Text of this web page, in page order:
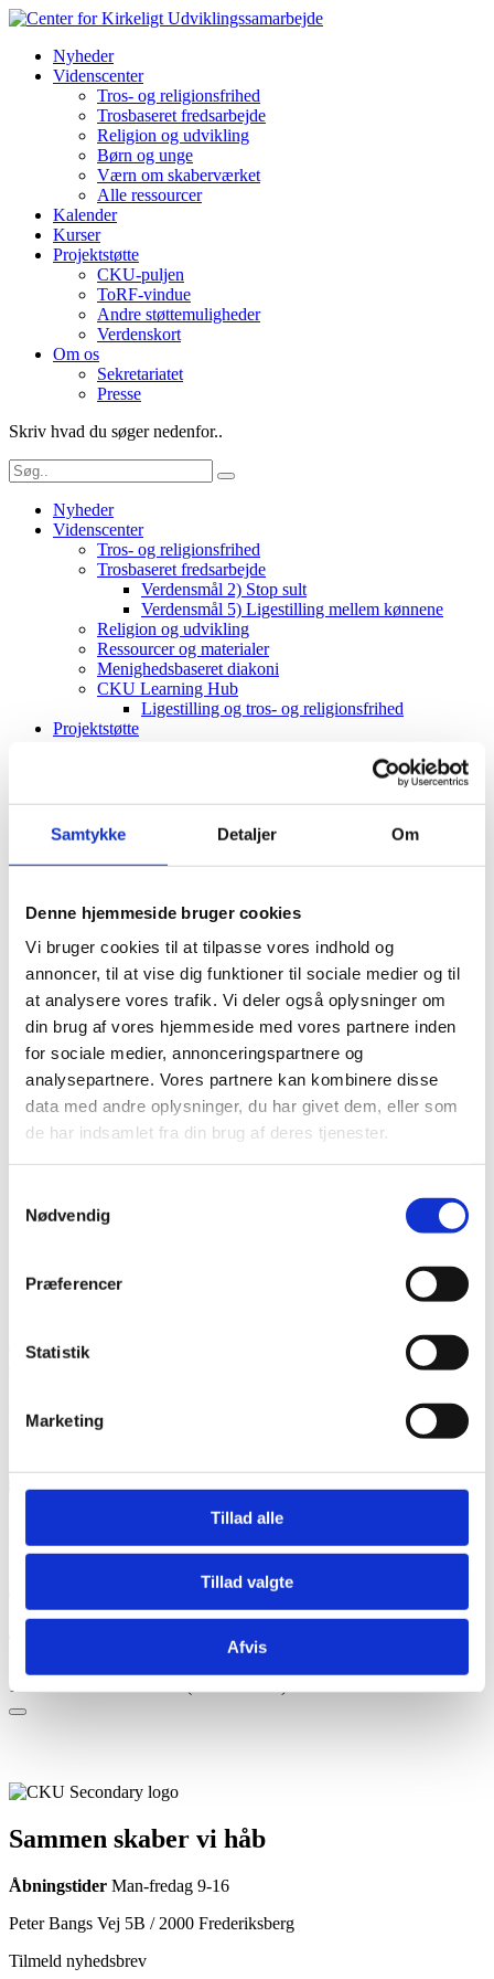
Samtykke Detaljer Om
Denne hjemmeside bruger cookies
Vi bruger cookies til at tilpasse vores indhold og
annoncer, til at vise dig funktioner til sociale medier og til
at analysere vores trafik. Vi deler også oplysninger om
din brug af vores hjemmeside med vores partnere inden
for sociale medier, annonceringspartnere og
analysepartnere. Vores partnere kan kombinere disse
data med andre oplysninger, du har givet dem, eller som
de har indsamlet fra din brug af deres tjenester.
Nødvendig
Præferencer
Statistik
Marketing
Tillad alle
Tillad valgte
Afvis
Nyheder
Videnscenter
Tros- og religionsfrihed
Trosbaseret fredsarbejde
Religion og udvikling
Børn og unge
Værn om skaberværket
Alle ressourcer
Kalender
Kurser
Projektstøtte
CKU-puljen
ToRF-vindue
Andre støttemuligheder
Verdenskort
Om os
Sekretariatet
Presse
Skriv hvad du søger nedenfor..
Nyheder
Videnscenter
Tros- og religionsfrihed
Trosbaseret fredsarbejde
Verdensmål 2) Stop sult
Verdensmål 5) Ligestilling mellem kønnene
Religion og udvikling
Ressourcer og materialer
Menighedsbaseret diakoni
CKU Learning Hub
Ligestilling og tros- og religionsfrihed
Projektstøtte
ToRF-vindue
Projektimplementering (ToRF)
Andre støttemuligheder
Verdenskort
Om os
Værdier og vision
Det diakonale arbejde
Det kristne livssyn
Forandringsteori
Udviklingssyn
Hvordan arbejder vi?
Folkelig forankring
Organisation
Bestyrelse og Bevillingsudvalg
Økonomi
Medlemmer og partnere
Sekretariatet
Kalender
Kurser
ANSØGNINGSFRIST TORF-
VINDUET (APPLICATION
DEADLINE) KL. 12.00
10okt12:0012:00Ansøgningsfrist ToRF-vinduet (application
deadline) kl. 12.00
Detaljer
Ansøgningsfrist for ansøgninger over 200.000kr til CKU-puljen og
10/10/2024
Sammen skaber vi håb
Åbningstider Man-fredag 9-16
Peter Bangs Vej 5B / 2000 Frederiksberg
Tilmeld nyhedsbrev